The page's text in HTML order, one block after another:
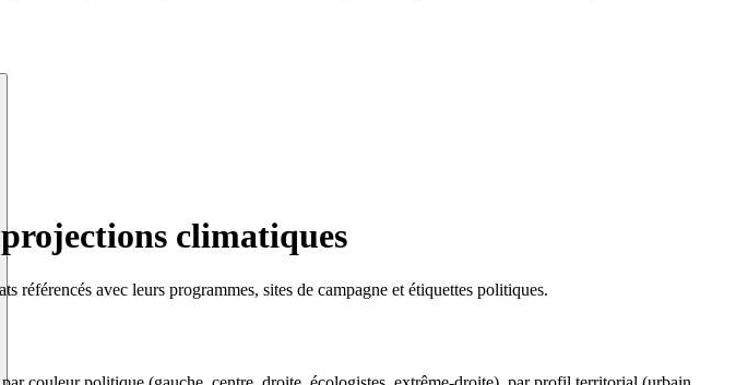
climatiques
référencés avec leurs programmes, sites de campagne et étiquettes politiques.